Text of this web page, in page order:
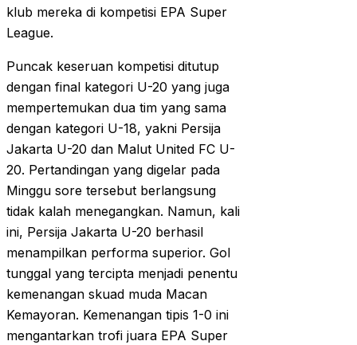
klub mereka di kompetisi EPA Super
League.
Puncak keseruan kompetisi ditutup
dengan final kategori U-20 yang juga
mempertemukan dua tim yang sama
dengan kategori U-18, yakni Persija
Jakarta U-20 dan Malut United FC U-
20. Pertandingan yang digelar pada
Minggu sore tersebut berlangsung
tidak kalah menegangkan. Namun, kali
ini, Persija Jakarta U-20 berhasil
menampilkan performa superior. Gol
tunggal yang tercipta menjadi penentu
kemenangan skuad muda Macan
Kemayoran. Kemenangan tipis 1-0 ini
mengantarkan trofi juara EPA Super